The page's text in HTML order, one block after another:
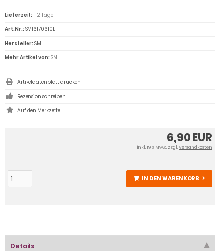
6,90 EUR
inkl. 19 % MwSt. zzgl.Versandkosten
IN DEN WARENKORB
Lieferzeit: 1-2 Tage
Art.Nr.: SM16170610L
Hersteller: SM
Mehr Artikel von: SM
Artikeldatenblatt drucken
Rezension schreiben
Details